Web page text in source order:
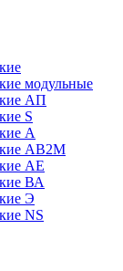
модульные
АП
S
А
АВ2М
АЕ
ВА
Э
NS